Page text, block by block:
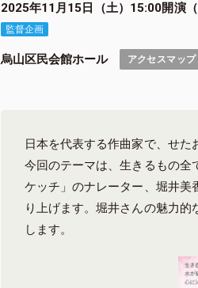
2025年11月15日（土）15:00開演
監督企画
烏山区民会館ホール アクセスマップ
日本を代表する作曲家で、せた
今回のテーマは、生きるもの全
ケッチ」のナレーター、堀井美
り上げます。堀井さんの魅力
します。